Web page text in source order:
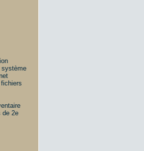
système
de 2e